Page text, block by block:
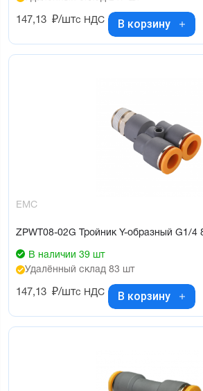
147,13 ₽/штс НДС В корзину
EMC
ZPWT08-02G Тройник Y-образный G1/4
В наличии 39 шт
Удалённый склад 83 шт
147,13 ₽/штс НДС В корзину